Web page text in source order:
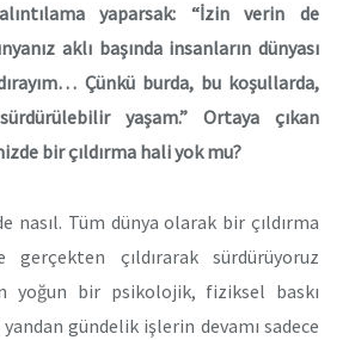
yaparsak: “İzin verin de
aklı başında insanların dünyası
Çünkü burda, bu koşullarda,
yaşam.” Ortaya çıkan
bir çıldırma hali yok mu?
nasıl. Tüm dünya olarak bir çıldırma
çıldırarak sürdürüyoruz
yoğun bir psikolojik, fiziksel baskı
gündelik işlerin devamı sadece